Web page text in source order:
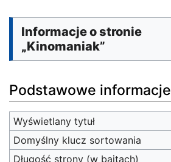
Informacje o stronie
„Kinomaniak”
Podstawowe informacje
Wyświetlany tytuł
Domyślny klucz sortowania
Długość strony (w bajtach)